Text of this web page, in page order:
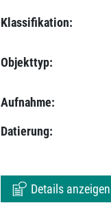
Klassifikation:
Objekttyp:
Aufnahme:
Datierung:
Details anzeigen